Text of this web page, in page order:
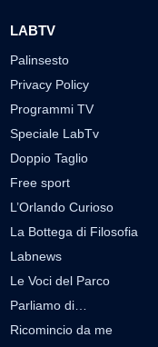
LABTV
Palinsesto
Privacy Policy
Programmi TV
Speciale LabTv
Doppio Taglio
Free sport
L’Orlando Curioso
La Bottega di Filosofia
Labnews
Le Voci del Parco
Parliamo di…
Ricomincio da me